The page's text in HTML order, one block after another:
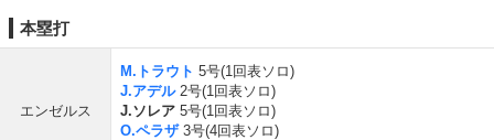
本塁打
エンゼルス
M.トラウト 5号(1回表ソロ)
J.アデル2号(1回表ソロ)
J.ソレア 5号(1回表ソロ)
O.ペラザ3号(4回表ソロ)